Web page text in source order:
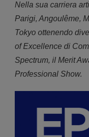
Nella sua carriera
Parigi, Angoulême,
Tokyo ottenendo
of Excellence di
Spectrum, il Merit
Professional Show.